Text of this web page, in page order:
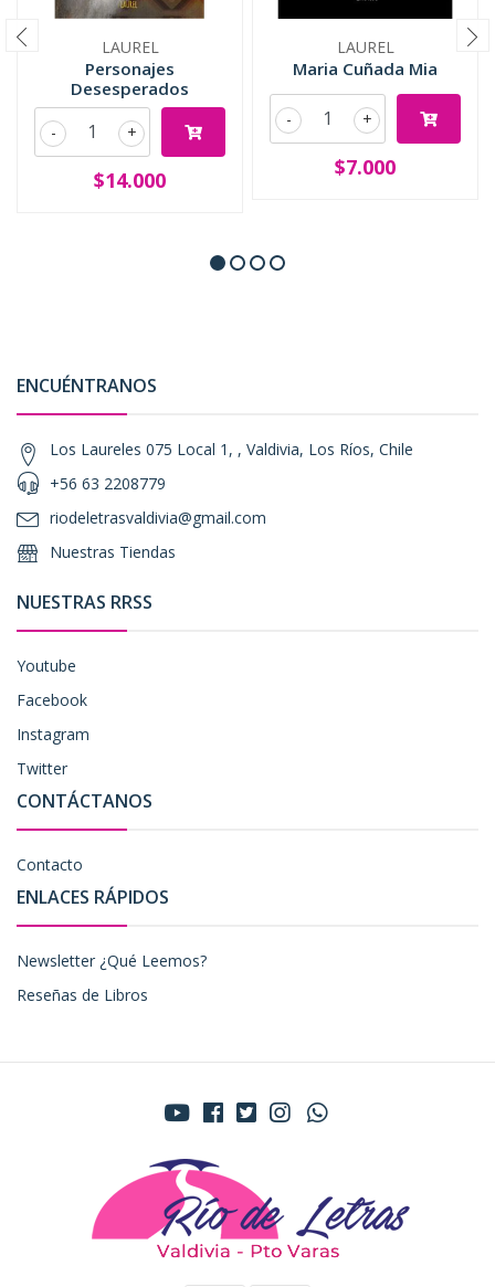
LAUREL
Personajes
Desesperados
+
-
$14.000
LAUREL
Maria Cuñada Mia
+
-
$7.000
ENCUÉNTRANOS
Los Laureles 075 Local 1, , Valdivia, Los Ríos, Chile
+56 63 2208779
riodeletrasvaldivia@gmail.com
Nuestras Tiendas
NUESTRAS RRSS
Youtube
Facebook
Instagram
Twitter
CONTÁCTANOS
Contacto
ENLACES RÁPIDOS
Newsletter ¿Qué Leemos?
Reseñas de Libros